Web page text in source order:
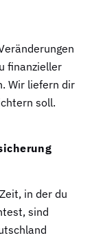
finanzieller
Wir liefern dir
soll.
in der du
sind